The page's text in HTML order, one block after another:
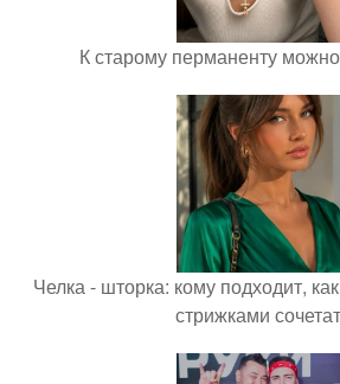
К старому перманенту
Челка - шторка: кому подходит,
стрижками